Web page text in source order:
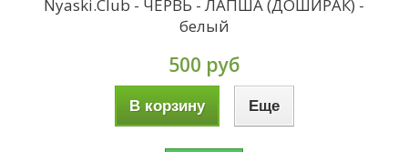
Nyaski.Club - ЧЕРВЬ - ЛАПША (ДОШИРАК) -
белый
500 руб
В корзину Еще